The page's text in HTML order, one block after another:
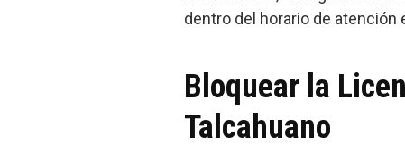
dentro del horario de
Bloquear la
Talcahuano